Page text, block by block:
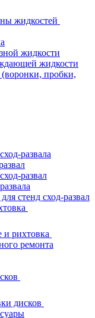
жидкостей
жидкости
жидкости
(воронки, пробки,
развала
развал
стенд сход-развал
и рихтовка
ремонта
дисков